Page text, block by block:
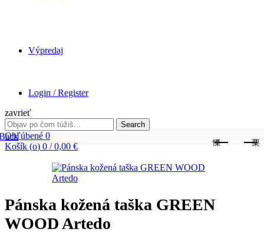
Výpredaj
Login / Register
zavrieť
Search
for:
Search
Obľúbené 0
Košík (o) 0 / 0,00 €
Pánska kožená taška GREEN
WOOD Artedo